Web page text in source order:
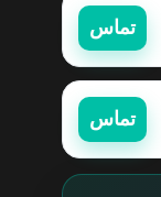
تماس
تماس